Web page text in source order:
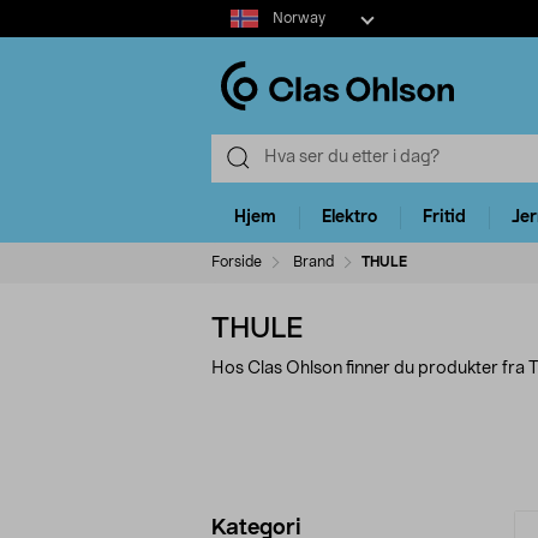
Select
market
Norway
Hjem Elektro Fritid
Forside Brand THULE
THULE
Hos Clas Ohlson finner du produkter fra
Avgrens
Kategori